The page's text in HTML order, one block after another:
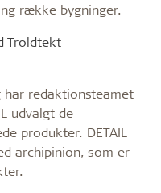
række bygninger.
Troldtekt
har redaktionsteamet
udvalgt de
produkter. DETAIL
archipinion, som er